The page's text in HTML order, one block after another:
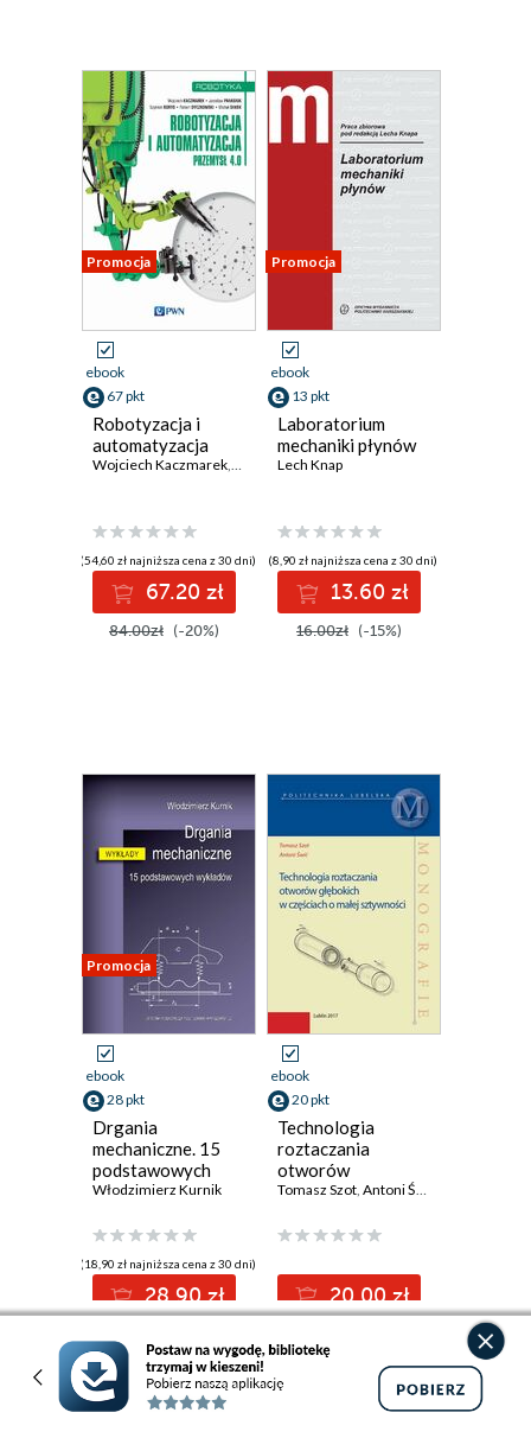
Promocja
ebook
67 pkt
Robotyzacja i
automatyzacja
Wojciech Kaczmarek, Jarosław Panasiuk
(54,60 zł najniższa cena z 30 dni)
67.20 zł
84.00zł (-20%)
Promocja
ebook
13 pkt
Laboratorium
mechaniki płynów
Lech Knap
(8,90 zł najniższa cena z 30 dni)
13.60 zł
16.00zł (-15%)
Promocja
ebook
28 pkt
Drgania
mechaniczne. 15
podstawowych
wykładów
Włodzimierz Kurnik
(18,90 zł najniższa cena z 30 dni)
28.90 zł
ebook
20 pkt
Technologia
roztaczania
otworów
głębokich w
sztywności
Tomasz Szot, Antoni Świć
20.00 zł